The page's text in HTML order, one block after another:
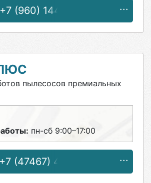
+7 (960) 144-75-91
пылесосов премиальных
пн-сб 9:00–17:00
+7 (47467) 4-12-08